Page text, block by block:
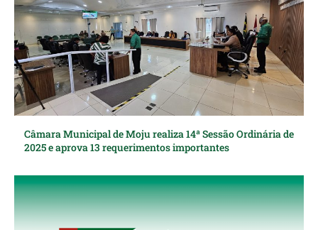
Câmara Municipal de Moju realiza 14ª Sessão Ordinária de
2025 e aprova 13 requerimentos importantes